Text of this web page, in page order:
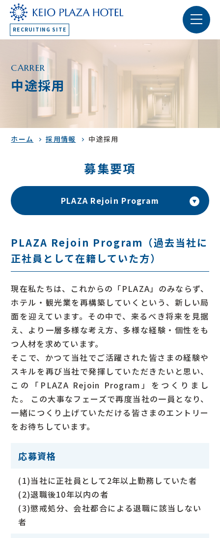
RECRUITING SITE
CARRER
中途採用
ホーム 採用情報 中途採用
募集要項
PLAZA Rejoin Program
PLAZA Rejoin Program（過去当社に
正社員として在籍していた方）
現在私たちは、これからの「PLAZA」のみならず、
ホテル・観光業を再構築していくという、新しい局
面を迎えています。その中で、来るべき将来を見据
え、より一層多様な考え方、多様な経験・個性をも
つ人材を求めています。
そこで、かつて当社でご活躍された皆さまの経験や
スキルを再び当社で発揮していただきたいと思い、
この「PLAZA Rejoin Program」をつくりまし
た。 この大事なフェーズで再度当社の一員となり、
一緒につくり上げていただける皆さまのエントリー
をお待ちしています。
応募資格
(1)当社に正社員として2年以上勤務していた者
(2)退職後10年以内の者
(3)懲戒処分、会社都合による退職に該当しない
者